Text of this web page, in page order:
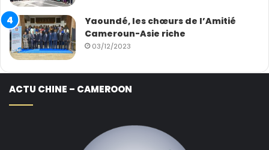
Yaoundé, les chœurs de l’Amitié
Cameroun-Asie riche
03/12/2023
ACTU CHINE – CAMEROON